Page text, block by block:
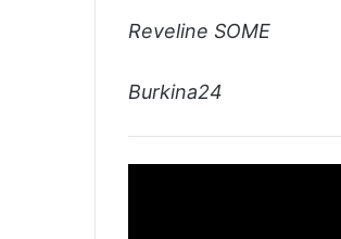
Reveline SOME
Burkina24